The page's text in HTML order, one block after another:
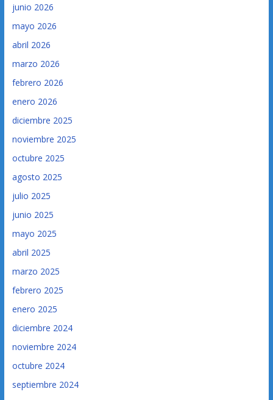
junio 2026
mayo 2026
abril 2026
marzo 2026
febrero 2026
enero 2026
diciembre 2025
noviembre 2025
octubre 2025
agosto 2025
julio 2025
junio 2025
mayo 2025
abril 2025
marzo 2025
febrero 2025
enero 2025
diciembre 2024
noviembre 2024
octubre 2024
septiembre 2024